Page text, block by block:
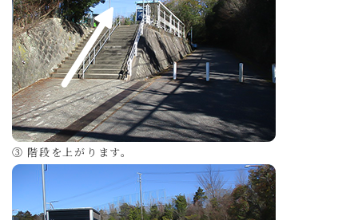
③ 階段を上がります。